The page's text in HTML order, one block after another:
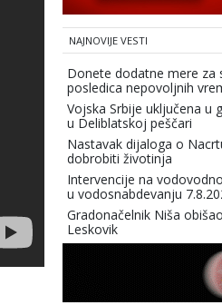
NAJNOVIJE VESTI
Donete dodatne mere za
posledica nepovoljnih
Vojska Srbije uključena u
u Deliblatskoj peščari
Nastavak dijaloga o
dobrobiti životinja
Intervencije na
u vodosnabdevanju
Gradonačelnik Niša
Leskovik